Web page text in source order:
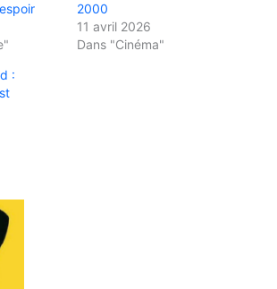
2000
11 avril 2026
Dans "Cinéma"
: